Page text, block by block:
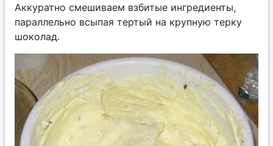
Аккуратно смешиваем взбитые ингредиенты,
параллельно всыпая тертый на крупную терку
шоколад.